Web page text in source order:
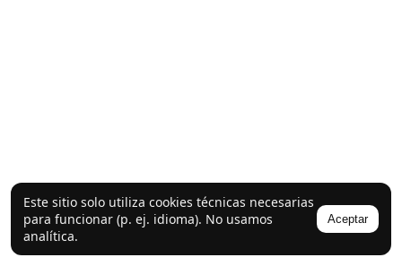
Este sitio solo utiliza cookies técnicas necesarias
para funcionar (p. ej. idioma). No usamos
analítica.
Aceptar